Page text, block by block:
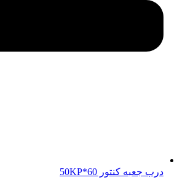
درب جعبه کنتور 50KP*60